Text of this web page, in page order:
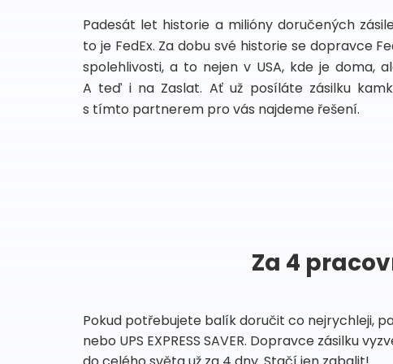
Padesát let historie a milióny doručených
to je FedEx. Za dobu své historie se dopravce
spolehlivosti, a to nejen v USA, kde je doma,
A teď i na Zaslat. Ať už posíláte zásilku
s tímto partnerem pro vás najdeme řešení.
Za 4
Pokud potřebujete balík doručit co nejrychleji,
nebo UPS EXPRESS SAVER. Dopravce zásilku